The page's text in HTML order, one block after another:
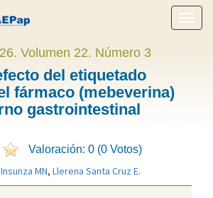
menú
Volumen 22. Número 3
del etiquetado
fármaco (mebeverina)
gastrointestinal
Valoración: 0 (0 Votos)
MN, Llerena Santa Cruz E.